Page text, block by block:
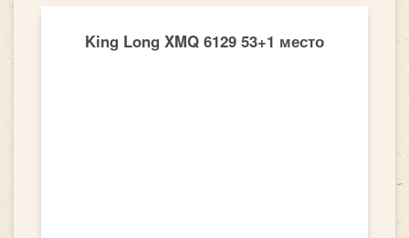
King Long XMQ 6129 53+1 место